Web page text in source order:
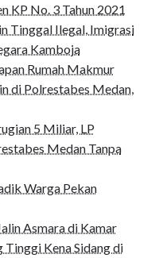
KP No. 3 Tahun 2021
Tinggal Ilegal, Imigrasi
Kamboja
Rumah Makmur
di Polrestabes Medan,
5 Miliar, LP
Medan Tanpa
Warga Pekan
Asmara di Kamar
Kena Sidang di